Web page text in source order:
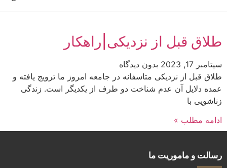
طلاق قبل از نزدیکی|راهکار
سپتامبر 17, 2023
بدون دیدگاه
طلاق قبل از نزدیکی متاسفانه در جامعه امروز ما ترویج یافته و
عمده دلایل آن عدم شناخت دو طرف از یکدیگر است. زندگی
زناشویی با
ادامه مطلب »
رسالت و ماموریت ما